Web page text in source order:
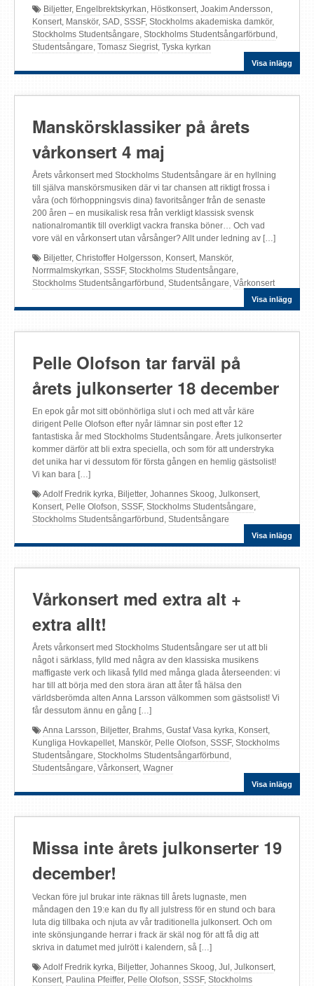
Visa inlägg
Biljetter, Engelbrektskyrkan Höstkonsert Joakim Andersson
Konsert Manskör, SAD SSSF, Stockholms akademiska damkör,
Stockholms Studentsångare Stockholms Studentsångarförbund
Studentsångare Tomasz Siegrist Tyska kyrkan
Manskörsklassiker på årets
vårkonsert 4 maj
Årets vårkonsert med Stockholms Studentsångare är en hyllning
till själva manskörsmusiken där vi tar chansen att riktigt frossa i
våra (och förhoppningsvis dina) favoritsånger från de senaste
200 åren – en musikalisk resa från verkligt klassisk svensk
nationalromantik till overkligt vackra franska böner… Och vad
vore väl en vårkonsert utan vårsånger? Allt under ledning av […]
Visa inlägg
Biljetter, Christoffer Holgersson, Konsert, Manskör,
Norrmalmskyrkan, SSSF, Stockholms Studentsångare,
Stockholms Studentsångarförbund , Studentsångare, Vårkonsert
Pelle Olofson tar farväl på
årets julkonserter 18 december
En epok går mot sitt obönhörliga slut i och med att vår käre
dirigent Pelle Olofson efter nyår lämnar sin post efter 12
fantastiska år med Stockholms Studentsångare. Årets julkonserter
kommer därför att bli extra speciella, och som för att understryka
det unika har vi dessutom för första gången en hemlig gästsolist!
Vi kan bara […]
Visa inlägg
Adolf Fredrik kyrka, Biljetter, Johannes Skoog, Julkonsert,
Konsert, Pelle Olofson, SSSF, Stockholms Studentsångare,
Stockholms Studentsångarförbund , Studentsångare
Vårkonsert med extra alt +
extra allt!
Årets vårkonsert med Stockholms Studentsångare ser ut att bli
något i särklass, fylld med några av den klassiska musikens
maffigaste verk och likaså fylld med många glada återseenden: vi
har till att börja med den stora äran att åter få hälsa den
världsberömda alten Anna Larsson välkommen som gästsolist! Vi
får dessutom ännu en gång […]
Visa inlägg
Anna Larsson, Biljetter, Brahms, Gustaf Vasa kyrka, Konsert,
Kungliga Hovkapellet, Manskör, Pelle Olofson, SSSF, Stockholms
Studentsångare, Stockholms Studentsångarförbund ,
Studentsångare, Vårkonsert, Wagner
Missa inte årets julkonserter 19
december!
Veckan före jul brukar inte räknas till årets lugnaste, men
måndagen den 19:e kan du fly all julstress för en stund och bara
luta dig tillbaka och njuta av vår traditionella julkonsert. Och om
inte skönsjungande herrar i frack är skäl nog för att få dig att
skriva in datumet med julrött i kalendern, så […]
Adolf Fredrik kyrka Biljetter, Johannes Skoog Jul Julkonsert
Konsert Paulina Pfeiffer, Pelle Olofson SSSF, Stockholms